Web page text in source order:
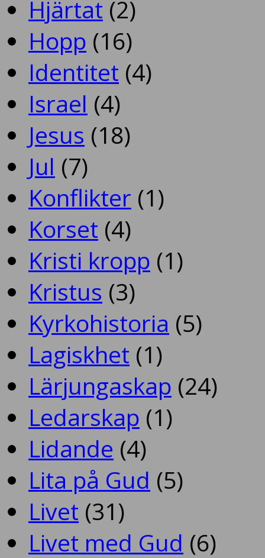
Hjärtat (2)
Hopp (16)
Identitet (4)
Israel (4)
Jesus (18)
Jul (7)
Konflikter (1)
Korset (4)
Kristi kropp (1)
Kristus (3)
Kyrkohistoria (5)
Lagiskhet (1)
Lärjungaskap (24)
Ledarskap (1)
Lidande (4)
Lita på Gud (5)
Livet (31)
Livet med Gud (6)